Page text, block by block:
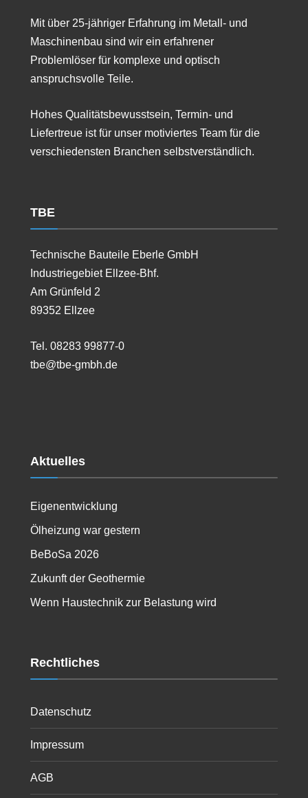
Mit über 25-jähriger Erfahrung im Metall- und
Maschinenbau sind wir ein erfahrener
Problemlöser für komplexe und optisch
anspruchsvolle Teile.
Hohes Qualitätsbewusstsein, Termin- und
Liefertreue ist für unser motiviertes Team für die
verschiedensten Branchen selbstverständlich.
TBE
Technische Bauteile Eberle GmbH
Industriegebiet Ellzee-Bhf.
Am Grünfeld 2
89352 Ellzee
Tel. 08283 99877-0
tbe@tbe-gmbh.de
Aktuelles
Eigenentwicklung
Ölheizung war gestern
BeBoSa 2026
Zukunft der Geothermie
Wenn Haustechnik zur Belastung wird
Rechtliches
Datenschutz
Impressum
AGB